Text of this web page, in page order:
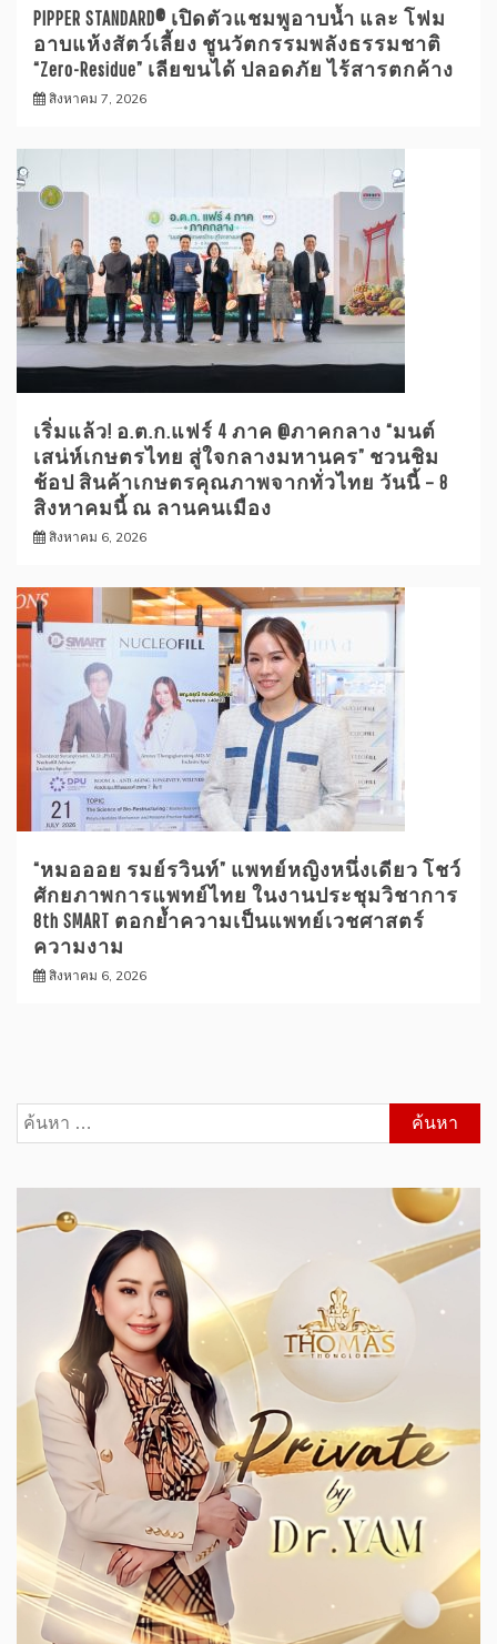
PIPPER STANDARD® เปิดตัวแชมพูอาบน้ำ และ โฟม
อาบแห้งสัตว์เลี้ยง ชูนวัตกรรมพลังธรรมชาติ
“Zero-Residue” เลียขนได้ ปลอดภัย ไร้สารตกค้าง
สิงหาคม 7, 2026
เริ่มแล้ว! อ.ต.ก.แฟร์ 4 ภาค @ภาคกลาง “มนต์
เสน่ห์เกษตรไทย สู่ใจกลางมหานคร” ชวนชิม
ช้อป สินค้าเกษตรคุณภาพจากทั่วไทย วันนี้ – 8
สิงหาคมนี้ ณ ลานคนเมือง
สิงหาคม 6, 2026
“หมอออย รมย์รวินท์” แพทย์หญิงหนึ่งเดียว โชว์
ศักยภาพการแพทย์ไทย ในงานประชุมวิชาการ
8th SMART ตอกย้ำความเป็นแพทย์เวชศาสตร์
ความงาม
สิงหาคม 6, 2026
ค้นหา
สำหรับ: